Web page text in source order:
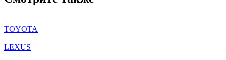
TOYOTA
LEXUS